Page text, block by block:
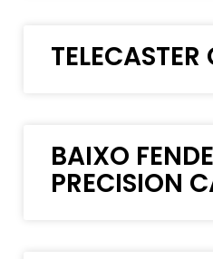
BAIXO
PRECISION